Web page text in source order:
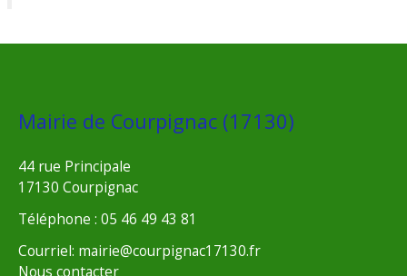
Mairie de Courpignac (17130)
44 rue Principale
17130 Courpignac
Téléphone : 05 46 49 43 81
Courriel: mairie@courpignac17130.fr
Nous contacter